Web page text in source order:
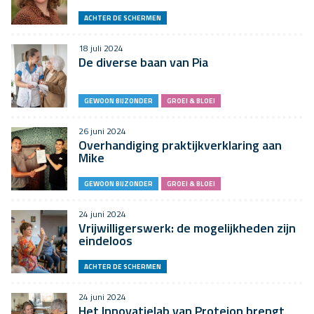
ACHTER DE SCHERMEN
18 juli 2024
De diverse baan van Pia
GEWOON BIJZONDER GROEI & BLOEI
26 juni 2024
Overhandiging praktijkverklaring aan
Mike
GEWOON BIJZONDER GROEI & BLOEI
24 juni 2024
Vrijwilligerswerk: de mogelijkheden zijn
eindeloos
ACHTER DE SCHERMEN
24 juni 2024